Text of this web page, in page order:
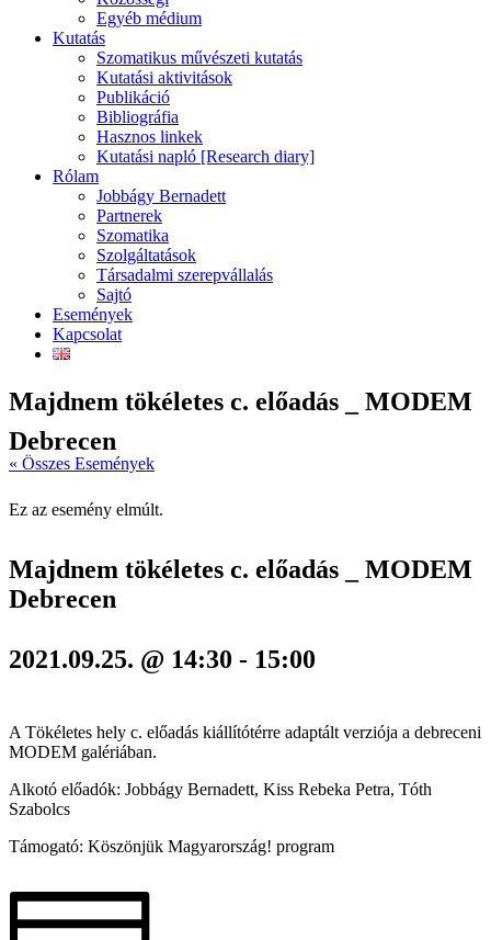
Egyéb médium
Kutatás
Szomatikus művészeti kutatás
Kutatási aktivitások
Publikáció
Bibliográfia
Hasznos linkek
Kutatási napló [Research diary]
Rólam
Jobbágy Bernadett
Partnerek
Szomatika
Szolgáltatások
Társadalmi szerepvállalás
Sajtó
Események
Kapcsolat
Majdnem tökéletes c. előadás _ MODEM
Debrecen
« Összes Események
Ez az esemény elmúlt.
Majdnem tökéletes c. előadás _ MODEM
Debrecen
2021.09.25. @ 14:30 - 15:00
A Tökéletes hely c. előadás kiállítótérre adaptált verziója a debreceni
MODEM galériában.
Alkotó előadók: Jobbágy Bernadett, Kiss Rebeka Petra, Tóth
Szabolcs
Támogató: Köszönjük Magyarország! program